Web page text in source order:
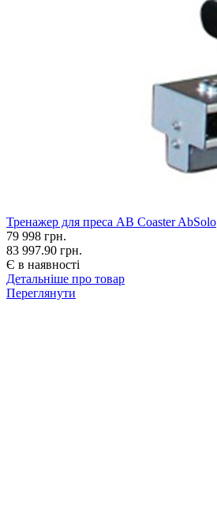
Тренажер для преса AB Coaster AbSolo
79 998 грн.
83 997.90 грн.
Є в наявності
Детальніше про товар
Переглянути